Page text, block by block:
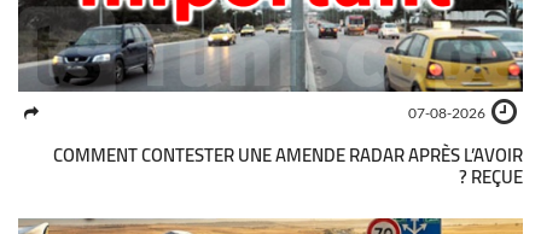
07-08-2026
COMMENT CONTESTER UNE AMENDE RADAR APRÈS L’AVOIR
REÇUE ?